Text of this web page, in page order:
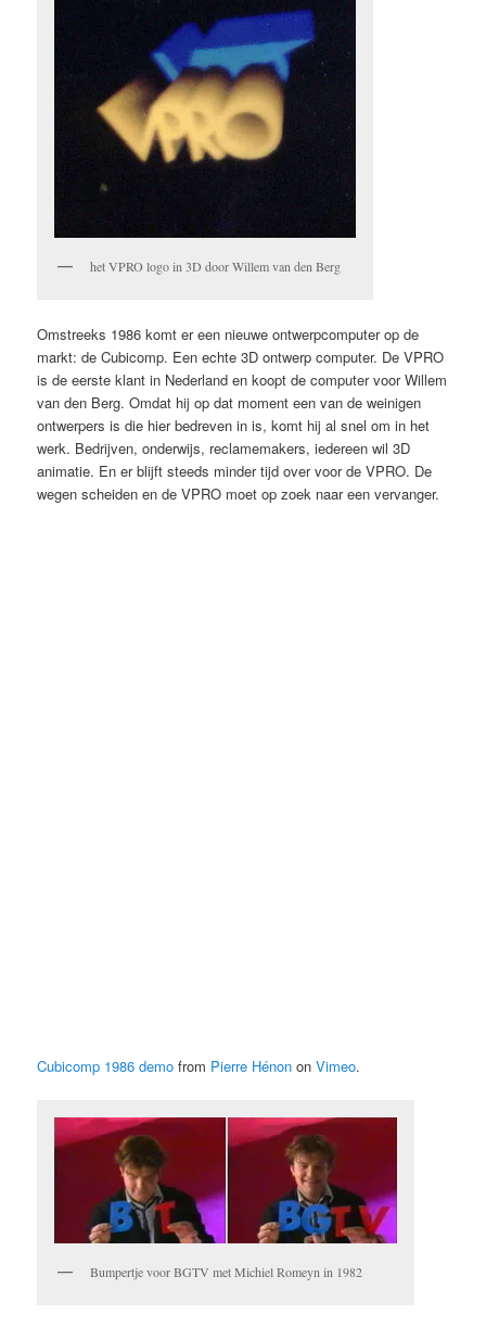
het VPRO logo in 3D door Willem van den Berg
Omstreeks 1986 komt er een nieuwe ontwerpcomputer op de
markt: de Cubicomp. Een echte 3D ontwerp computer. De VPRO
is de eerste klant in Nederland en koopt de computer voor Willem
van den Berg. Omdat hij op dat moment een van de weinigen
ontwerpers is die hier bedreven in is, komt hij al snel om in het
werk. Bedrijven, onderwijs, reclamemakers, iedereen wil 3D
animatie. En er blijft steeds minder tijd over voor de VPRO. De
wegen scheiden en de VPRO moet op zoek naar een vervanger.
Cubicomp 1986 demo from Pierre Hénon onVimeo.
Bumpertje voor BGTV met Michiel Romeyn in 1982